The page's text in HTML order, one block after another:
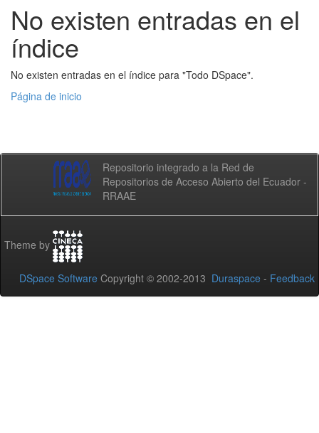
No existen entradas en el
índice
No existen entradas en el índice para "Todo DSpace".
Página de inicio
Repositorio integrado a la Red de
Repositorios de Acceso Abierto del Ecuador -
RRAAE
Theme by
DSpace Software Copyright © 2002-2013 Duraspace - Feedback